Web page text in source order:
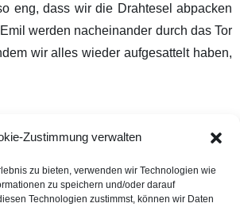
Zustimmung verwalten
zu bieten, verwenden wir Technologien wie
zu speichern und/oder darauf
Technologien zustimmst, können wir Daten
eng, dass wir die Drahtesel abpacken
werden nacheinander durch das Tor
wir alles wieder aufgesattelt haben,